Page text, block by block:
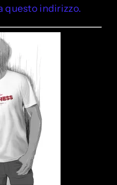
questo indirizzo.